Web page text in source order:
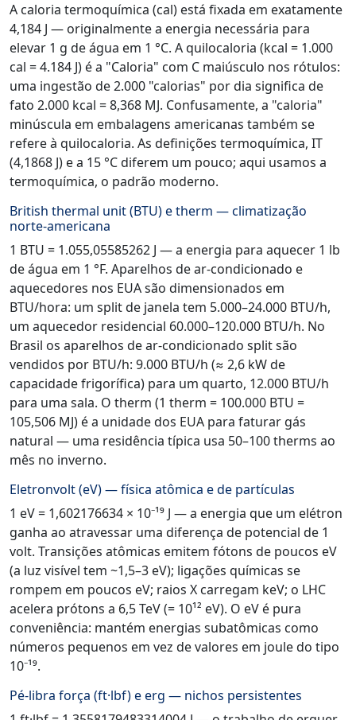
A caloria termoquímica (cal) está fixada em exatamente
4,184 J — originalmente a energia necessária para
elevar 1 g de água em 1 °C. A quilocaloria (kcal = 1.000
cal = 4.184 J) é a "Caloria" com C maiúsculo nos rótulos:
uma ingestão de 2.000 "calorias" por dia significa de
fato 2.000 kcal = 8,368 MJ. Confusamente, a "caloria"
minúscula em embalagens americanas também se
refere à quilocaloria. As definições termoquímica, IT
(4,1868 J) e a 15 °C diferem um pouco; aqui usamos a
termoquímica, o padrão moderno.
British thermal unit (BTU) e therm — climatização
norte-americana
1 BTU = 1.055,05585262 J — a energia para aquecer 1 lb
de água em 1 °F. Aparelhos de ar-condicionado e
aquecedores nos EUA são dimensionados em
BTU/hora: um split de janela tem 5.000–24.000 BTU/h,
um aquecedor residencial 60.000–120.000 BTU/h. No
Brasil os aparelhos de ar-condicionado split são
vendidos por BTU/h: 9.000 BTU/h (≈ 2,6 kW de
capacidade frigorífica) para um quarto, 12.000 BTU/h
para uma sala. O therm (1 therm = 100.000 BTU =
105,506 MJ) é a unidade dos EUA para faturar gás
natural — uma residência típica usa 50–100 therms ao
mês no inverno.
Eletronvolt (eV) — física atômica e de partículas
1 eV = 1,602176634 × 10⁻¹⁹ J — a energia que um elétron
ganha ao atravessar uma diferença de potencial de 1
volt. Transições atômicas emitem fótons de poucos eV
(a luz visível tem ~1,5–3 eV); ligações químicas se
rompem em poucos eV; raios X carregam keV; o LHC
acelera prótons a 6,5 TeV (= 10¹² eV). O eV é pura
conveniência: mantém energias subatômicas como
números pequenos em vez de valores em joule do tipo
10⁻¹⁹.
Pé-libra força (ft·lbf) e erg — nichos persistentes